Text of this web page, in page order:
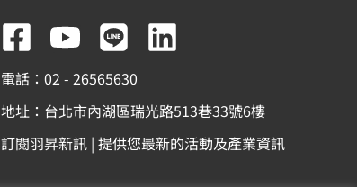
F
a
c
e
b
Y
o
u
t
u
L
i
n
e
L
n
k
e
電話：02 - 26565630
地址：台北市內湖區瑞光路513巷33號6樓
訂閱羽昇新訊 | 提供您最新的活動及產業資訊